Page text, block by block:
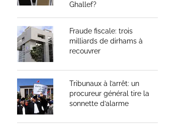
Ghallef?
Fraude fiscale: trois
milliards de dirhams à
recouvrer
Tribunaux à l’arrêt: un
procureur général tire la
sonnette d’alarme